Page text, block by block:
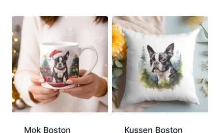
Mok Boston
Kussen Boston